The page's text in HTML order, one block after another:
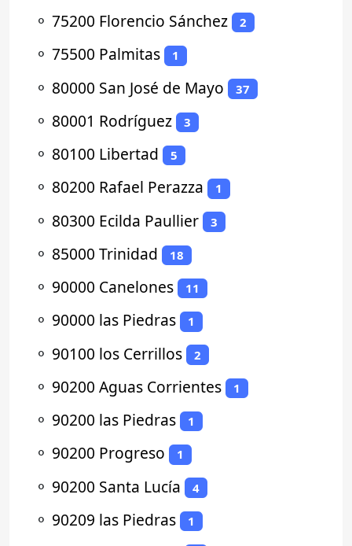
⚬ 75200 Florencio Sánchez 2
⚬ 75500 Palmitas 1
⚬ 80000 San José de Mayo 37
⚬ 80001 Rodríguez 3
⚬ 80100 Libertad 5
⚬ 80200 Rafael Perazza 1
⚬ 80300 Ecilda Paullier 3
⚬ 85000 Trinidad 18
⚬ 90000 Canelones 11
⚬ 90000 las Piedras 1
⚬ 90100 los Cerrillos 2
⚬ 90200 Aguas Corrientes 1
⚬ 90200 las Piedras 1
⚬ 90200 Progreso 1
⚬ 90200 Santa Lucía 4
⚬ 90209 las Piedras 1